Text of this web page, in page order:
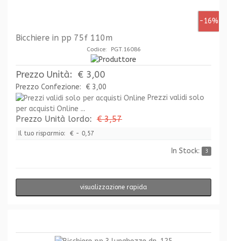
-16%
Bicchiere in pp 75f 110m
Codice: PGT.16086
Prezzo Unità: € 3,00
Prezzo Confezione:
€ 3,00
Prezzi validi solo
per acquisti Online ...
Prezzo Unità lordo: € 3,57
Il tuo risparmio: € - 0,57
In Stock: 3
visualizzazione rapida